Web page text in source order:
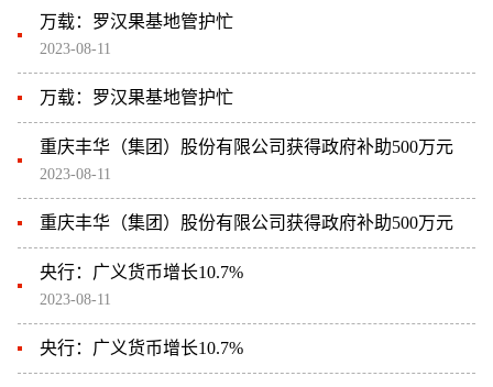
万载：罗汉果基地管护忙
2023-08-11
万载：罗汉果基地管护忙
重庆丰华（集团）股份有限公司获得政府补助500万元
2023-08-11
重庆丰华（集团）股份有限公司获得政府补助500万元
央行：广义货币增长10.7%
2023-08-11
央行：广义货币增长10.7%